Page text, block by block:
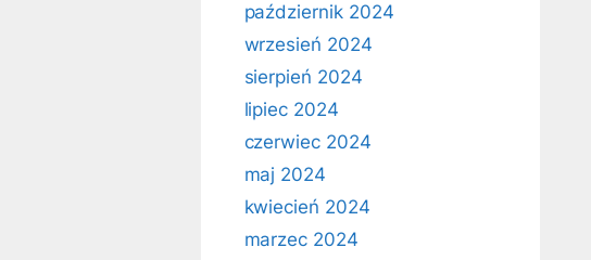
październik 2024
wrzesień 2024
sierpień 2024
lipiec 2024
czerwiec 2024
maj 2024
kwiecień 2024
marzec 2024